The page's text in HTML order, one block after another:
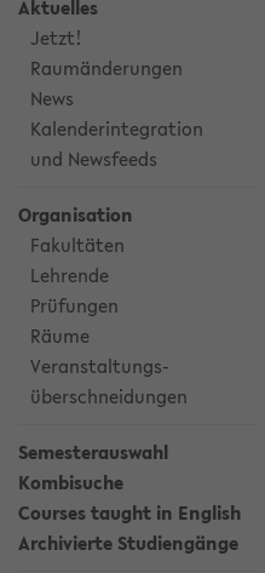
Aktuelles
Jetzt!
Raumänderungen
News
Kalenderintegration
und Newsfeeds
Organisation
Fakultäten
Lehrende
Prüfungen
Räume
Veranstaltungs-
überschneidungen
Semesterauswahl
Kombisuche
Courses taught in English
Archivierte Studiengänge